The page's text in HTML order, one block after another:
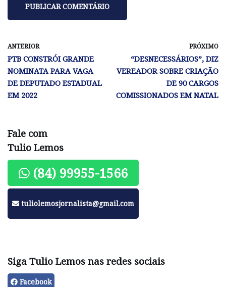
ANTERIOR
PTB CONSTRÓI GRANDE
NOMINATA PARA VAGA
DE DEPUTADO ESTADUAL
EM 2022
PRÓXIMO
“DESNECESSÁRIOS”, DIZ
VEREADOR SOBRE CRIAÇÃO
DE 90 CARGOS
COMISSIONADOS EM NATAL
Fale com
Tulio Lemos
(84) 99955-1566
tuliolemosjornalista@gmail.com
Siga Tulio Lemos nas redes sociais
Facebook